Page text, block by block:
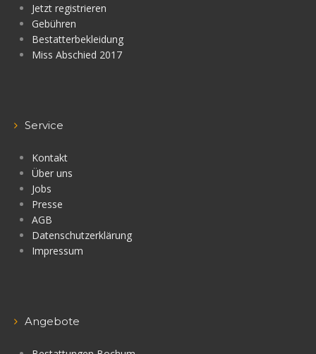
Jetzt registrieren
Gebühren
Bestatterbekleidung
Miss Abschied 2017
Service
Kontakt
Über uns
Jobs
Presse
AGB
Datenschutzerklärung
Impressum
Angebote